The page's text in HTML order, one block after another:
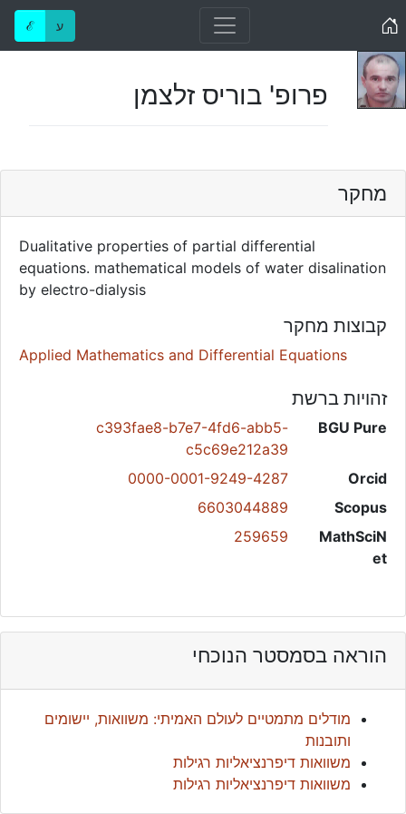
ℰ ע
פרופ' בוריס זלצמן
מחקר
Dualitative properties of partial differential
equations. mathematical models of water disalination
by electro-dialysis
קבוצות מחקר
Applied Mathematics and Differential Equations
זהויות ברשת
BGU Pure
c393fae8-b7e7-4fd6-abb5-
c5c69e212a39
Orcid
0000-0001-9249-4287
Scopus
6603044889
MathSciN
et
259659
הוראה בסמסטר הנוכחי
מודלים מתמטיים לעולם האמיתי: משוואות, יישומים
ותובנות
משוואות דיפרנציאליות רגילות
משוואות דיפרנציאליות רגילות